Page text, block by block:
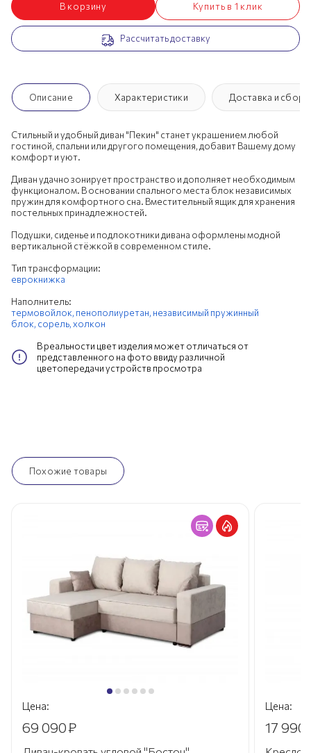
В корзину Купить в 1 клик
Рассчитать доставку
Описание Характеристики Доставка и
Стильный и удобный диван "Пекин" станет украшением любой
гостиной, спальни или другого помещения, добавит Вашему дому
комфорт и уют.
Диван удачно зонирует пространство и дополняет необходимым
функционалом. В основании спального места блок независимых
пружин для комфортного сна. Вместительный ящик для хранения
постельных принадлежностей.
Подушки, сиденье и подлокотники дивана оформлены модной
вертикальной стёжкой в современном стиле.
Тип трансформации:
еврокнижка
Наполнитель:
термовойлок, пенополиуретан, независимый пружинный
блок, сорель,холкон
В реальности цвет изделия может отличаться от
представленного на фото ввиду различной
цветопередачи устройств просмотра
Похожие товары
Цена:
69 090₽
Цена:
17 990